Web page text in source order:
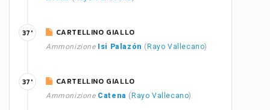
CARTELLINO GIALLO
Ammonizione Isi Palazón ( Rayo Vallecano)
37'
CARTELLINO GIALLO
Ammonizione Catena ( Rayo Vallecano)
37'